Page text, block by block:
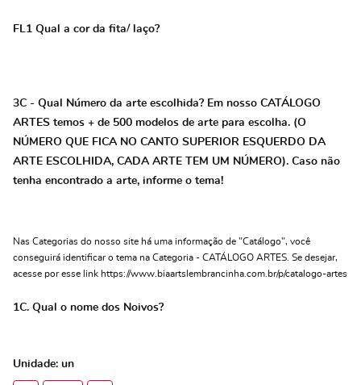
FL1 Qual a cor da fita/ laço?
3C - Qual Número da arte escolhida? Em nosso CATÁLOGO
ARTES temos + de 500 modelos de arte para escolha. (O
NÚMERO QUE FICA NO CANTO SUPERIOR ESQUERDO DA
ARTE ESCOLHIDA, CADA ARTE TEM UM NÚMERO). Caso não
tenha encontrado a arte, informe o tema!
Nas Categorias do nosso site há uma informação de "Catálogo", você
conseguirá identificar o tema na Categoria - CATÁLOGO ARTES. Se desejar,
acesse por esse link https://www.biaartslembrancinha.com.br/p/catalogo-artes
1C. Qual o nome dos Noivos?
Unidade: un